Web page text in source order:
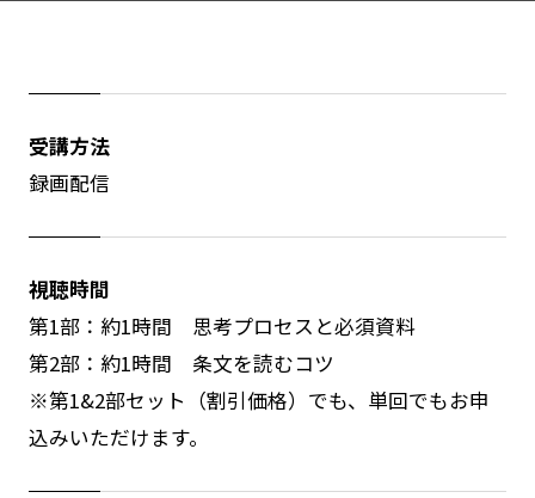
受講方法
録画配信
視聴時間
第1部：約1時間 思考プロセスと必須資料
第2部：約1時間 条文を読むコツ
※第1&2部セット（割引価格）でも、単回でもお申
込みいただけます。